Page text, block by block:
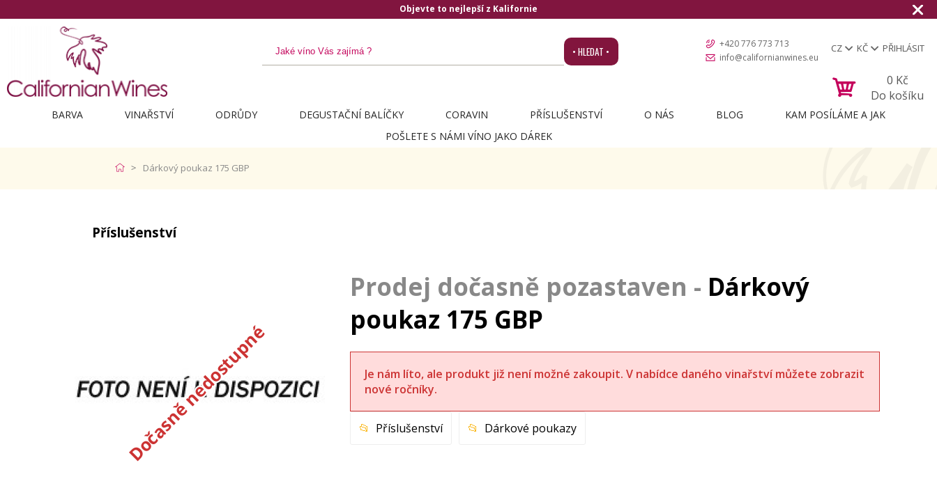
Objevte to nejlepší z Kalifornie
• HLEDAT •
+420 776 773 713
info@californianwines.eu
CZ KČ PŘIHLÁSIT
0 Kč
Do košíku
BARVA VINAŘSTVÍ ODRŮDY DEGUSTAČNÍ BALÍČKY CORAVIN PŘÍSLUŠENSTVÍ O NÁS BLOG
KAM POSÍLÁME A JAK
POŠLETE S NÁMI VÍNO JAKO DÁREK
Dárkový poukaz 175 GBP
Příslušenství
Dočasně nedostupné
Dárkový
poukaz 175 GBP
Je nám líto, ale produkt již není možné zakoupit. V nabídce daného vinařství můžete zobrazit
nové ročníky.
Příslušenství Dárkové poukazy